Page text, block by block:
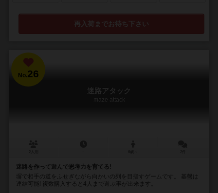
再入荷までお待ち下さい
No.26
迷路アタック
maze attack
迷路を作って遊んで思考力を育てる!
塀で相手の道をふせぎながら向かいの列を目指すゲームです。 基盤は
連結可能! 複数購入すると4人まで遊ぶ事が出来ます。